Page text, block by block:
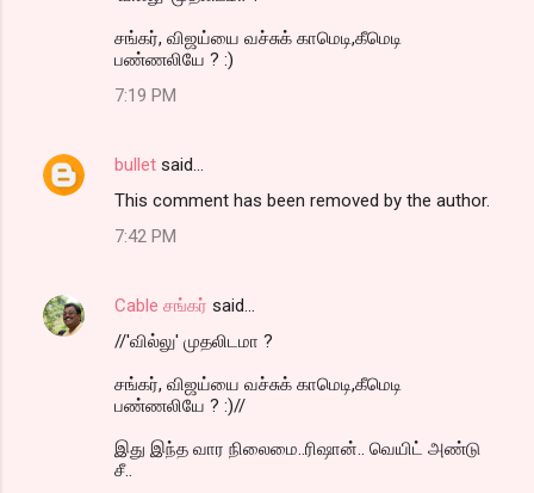
சங்கர், விஜய்யை வச்சுக் காமெடி,கீமெடி
பண்ணலியே ? :)
7:19 PM
bullet said…
This comment has been removed by the author.
7:42 PM
Cable சங்கர் said…
//'வில்லு' முதலிடமா ?
சங்கர், விஜய்யை வச்சுக் காமெடி,கீமெடி
பண்ணலியே ? :)//
இது இந்த வார நிலைமை..ரிஷான்.. வெயிட் அண்டு
சீ..